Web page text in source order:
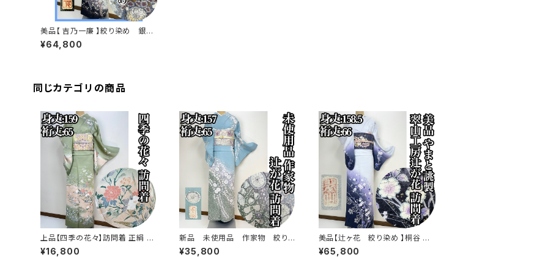
美品【 吉乃一廉 】絞り染め 銀通
し 訪問着 正絹 袷 s655
¥64,800
同じカテゴリの商品
上品【四季の花々】訪問着 正絹 袷
s779
¥16,800
新品 未使用品 作家物 絞り染
め【辻ヶ花 】訪問着 正絹 袷 s778
¥35,800
美品【辻ヶ花 絞り染め 】桐谷 翠
山工房 訪問着 正絹 袷 s773
¥65,800